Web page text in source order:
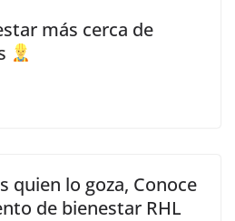
más cerca de
quien lo goza, Conoce
de bienestar RHL